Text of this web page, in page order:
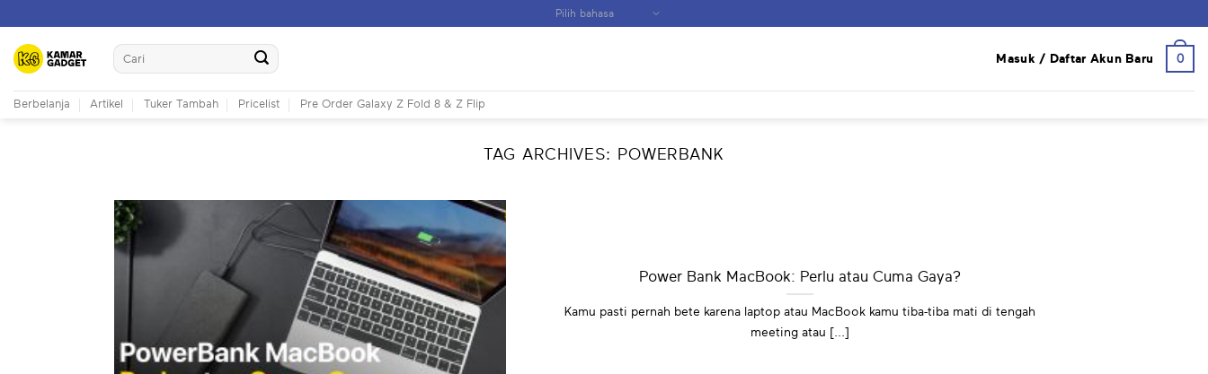
content
Search
for:
Masuk / Daftar Akun Baru 0
Berbelanja Artikel Tuker Tambah Pricelist Pre Order Galaxy Z Fold 8 & Z Flip
TAG ARCHIVES: POWERBANK
Power Bank MacBook: Perlu atau Cuma Gaya?
Kamu pasti pernah bete karena laptop atau MacBook kamu tiba-tiba mati di tengah
meeting atau [...]